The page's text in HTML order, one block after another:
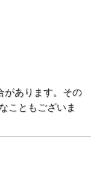
があります。その
こともございま